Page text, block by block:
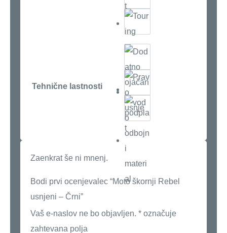
Tehnične lastnosti
Zaenkrat še ni mnenj.
Bodi prvi ocenjevalec “Moto škornji Rebel
usnjeni – Črni”
Vaš e-naslov ne bo objavljen. * označuje
zahtevana polja